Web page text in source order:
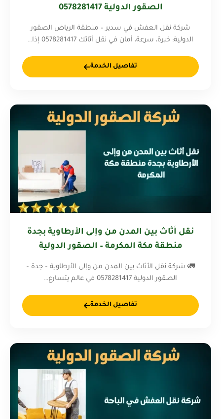
الصقور الدولية 0578281417
شركة نقل العفش في سدير – منطقة الرياض الصقور
الدولية: خبرة، سرعة، أمان في نقل أثاثك 0578281417 إذا…
تفاصيل الخدمة
نقل أثاث بين المدن من وإلى الأرطاوية بجدة
منطقة مكة المكرمة – الصقور الدولية
0578281417
🚛 شركة نقل الأثاث بين المدن من وإلى الأرطاوية – جدة –
الصقور الدولية 0578281417 في عالم يتسارع…
تفاصيل الخدمة